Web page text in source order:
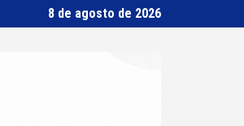
8 de agosto de 2026